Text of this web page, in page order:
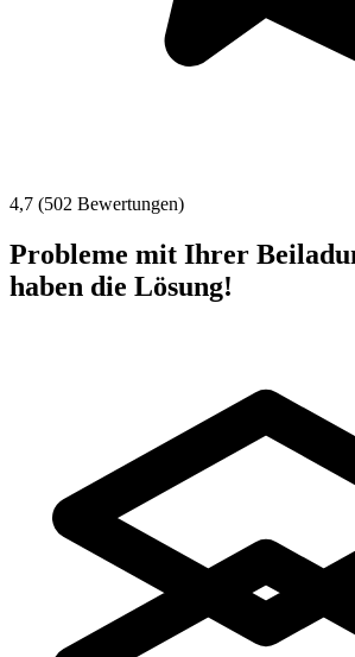
4,7 (502 Bewertungen)
Probleme mit Ihrer
haben die Lösung!